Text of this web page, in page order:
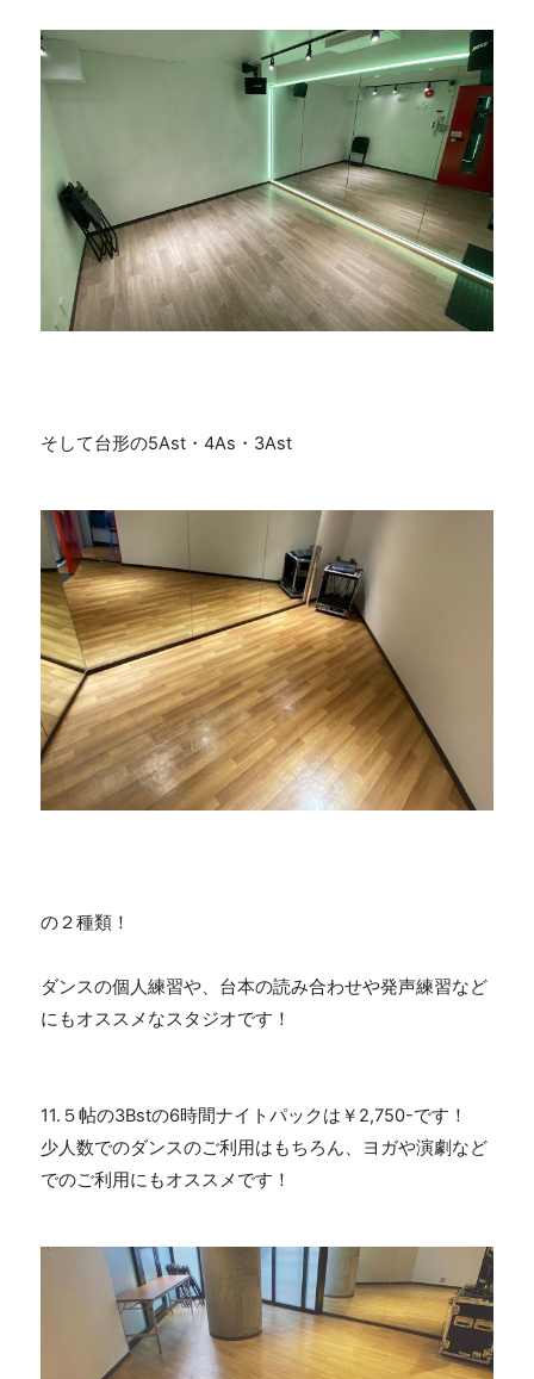
そして台形の5Ast・4As・3Ast
の２種類！
ダンスの個人練習や、台本の読み合わせや発声練習など
にもオススメなスタジオです！
11.５帖の3Bstの6時間ナイトパックは￥2,750-です！
少人数でのダンスのご利用はもちろん、ヨガや演劇など
でのご利用にもオススメです！